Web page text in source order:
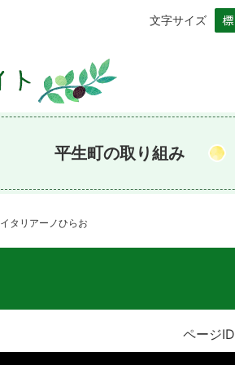
文字サイズ
平生町の取り組み
イタリアーノひらお
ページID